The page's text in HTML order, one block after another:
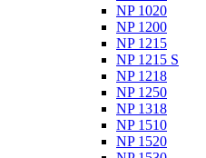
NP 1020
NP 1200
NP 1215
NP 1215 S
NP 1218
NP 1250
NP 1318
NP 1510
NP 1520